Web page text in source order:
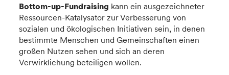
Bottom-up-Fundraising kann ein ausgezeichneter
Ressourcen-Katalysator zur Verbesserung von
sozialen und ökologischen Initiativen sein, in denen
bestimmte Menschen und Gemeinschaften einen
großen Nutzen sehen und sich an deren
Verwirklichung beteiligen wollen.